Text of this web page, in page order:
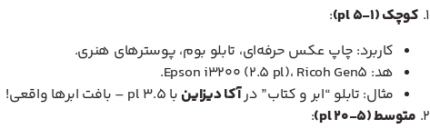
۱. کوچک (۱-۵ pl)
:
کاربرد: چاپ عکس حرفه‌ای، تابلو بوم، پوسترهای هنری.
هد: Epson i3200 (۲.۵ pl)، Ricoh Gen5.
مثال: تابلو “ابر و کتاب” درآکا دیزاین با ۳.۵ pl – بافت ابرها واقعی!
۲. متوسط (۵-۲۰ pl)
: